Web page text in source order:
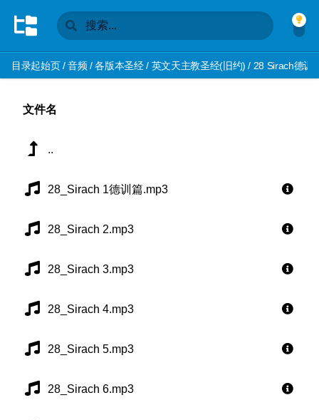
目录起始页/音频/各版本圣经/ 英文天主教圣经(旧约) / 28 Sirach德训
文件名
..
28_Sirach 1德训篇.mp3
28_Sirach 2.mp3
28_Sirach 3.mp3
28_Sirach 4.mp3
28_Sirach 5.mp3
28_Sirach 6.mp3